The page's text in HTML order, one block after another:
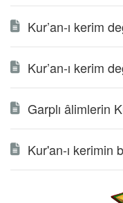
Kur’an-ı kerim
Kur’an-ı kerim
Garplı âlimlerin
Kur'an-ı kerimin